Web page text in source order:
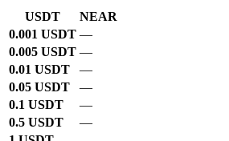
USDT
NEAR
0.001 USDT —
0.005 USDT —
0.01 USDT
—
0.05 USDT
—
0.1 USDT
—
0.5 USDT
—